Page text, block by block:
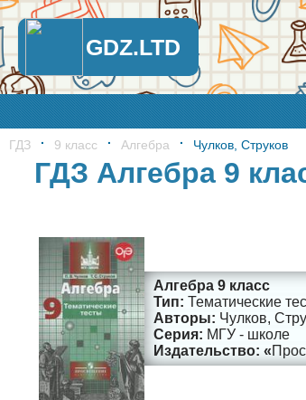
GDZ.LTD
ГДЗ 9 класс Алгебра Чулков, Струков
ГДЗ Алгебра 9
Алгебра 9 класс
Тематические
Чулков,
МГУ - школе